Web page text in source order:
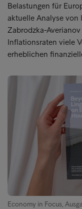
Belastungen für
aktuelle Analyse von
Zabrodzka-
Inflationsraten viele
erheblichen
Economy in Focus,